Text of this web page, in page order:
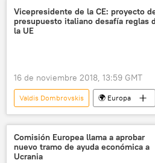
Unión Europea (UE)
noticias
Vicepresidente de la CE: proyecto
presupuesto italiano desafía reglas
la UE
16 de noviembre 2018, 13:59 GMT
Valdis Dombrovskis
🌍 Europa
Internacional
Italia
Comisión Europea
presupuesto
noticias
Comisión Europea llama a aprobar
nuevo tramo de ayuda económica a
Ucrania